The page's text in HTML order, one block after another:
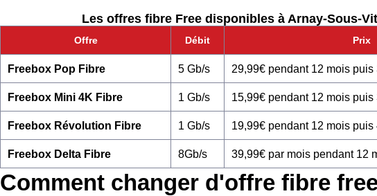
Les offres fibre Free disponibles à Arnay-Sous-
Offre Débit Prix
Freebox Pop Fibre 5 Gb/s 29,99€ pendant 12 mois puis
Freebox Mini 4K Fibre 1 Gb/s 15,99€ pendant 12 mois puis
Freebox Révolution Fibre 1 Gb/s 19,99€ pendant 12 mois puis
Freebox Delta Fibre 8Gb/s 39,99€ par mois pendant 12
Comment changer d'offre fibre